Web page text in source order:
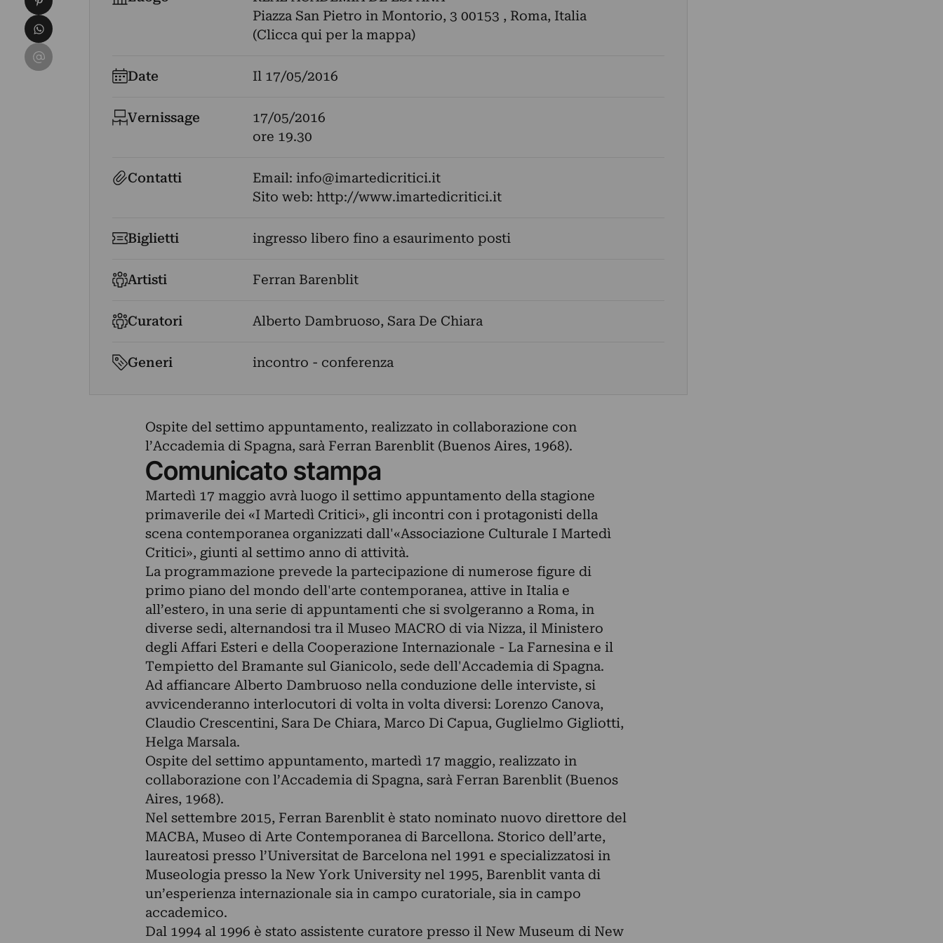
Piazza San Pietro in Montorio, 3 00153 , Roma, Italia
(Clicca qui per la mappa)
Date Il 17/05/2016
Vernissage
17/05/2016
ore 19.30
Contatti Email: info@imartedicritici.it
Sito web: http://www.imartedicritici.it
Biglietti ingresso libero fino a esaurimento posti
Artisti Ferran Barenblit
Curatori Alberto Dambruoso, Sara De Chiara
Generi incontro - conferenza
Ospite del settimo appuntamento, realizzato in collaborazione con
l’Accademia di Spagna, sarà Ferran Barenblit (Buenos Aires, 1968).
Comunicato stampa
Martedì 17 maggio avrà luogo il settimo appuntamento della stagione
primaverile dei «I Martedì Critici», gli incontri con i protagonisti della
scena contemporanea organizzati dall'«Associazione Culturale I Martedì
Critici», giunti al settimo anno di attività.
La programmazione prevede la partecipazione di numerose figure di
primo piano del mondo dell'arte contemporanea, attive in Italia e
all’estero, in una serie di appuntamenti che si svolgeranno a Roma, in
diverse sedi, alternandosi tra il Museo MACRO di via Nizza, il Ministero
degli Affari Esteri e della Cooperazione Internazionale - La Farnesina e il
Tempietto del Bramante sul Gianicolo, sede dell'Accademia di Spagna.
Ad affiancare Alberto Dambruoso nella conduzione delle interviste, si
avvicenderanno interlocutori di volta in volta diversi: Lorenzo Canova,
Claudio Crescentini, Sara De Chiara, Marco Di Capua, Guglielmo Gigliotti,
Helga Marsala.
Ospite del settimo appuntamento, martedì 17 maggio, realizzato in
collaborazione con l’Accademia di Spagna, sarà Ferran Barenblit (Buenos
Aires, 1968).
Nel settembre 2015, Ferran Barenblit è stato nominato nuovo direttore del
MACBA, Museo di Arte Contemporanea di Barcellona. Storico dell’arte,
laureatosi presso l’Universitat de Barcelona nel 1991 e specializzatosi in
Museologia presso la New York University nel 1995, Barenblit vanta di
un’esperienza internazionale sia in campo curatoriale, sia in campo
accademico.
Dal 1994 al 1996 è stato assistente curatore presso il New Museum di New
Condividi su WhatsApp
Condividi su Email